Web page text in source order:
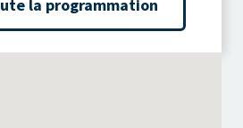
la programmation